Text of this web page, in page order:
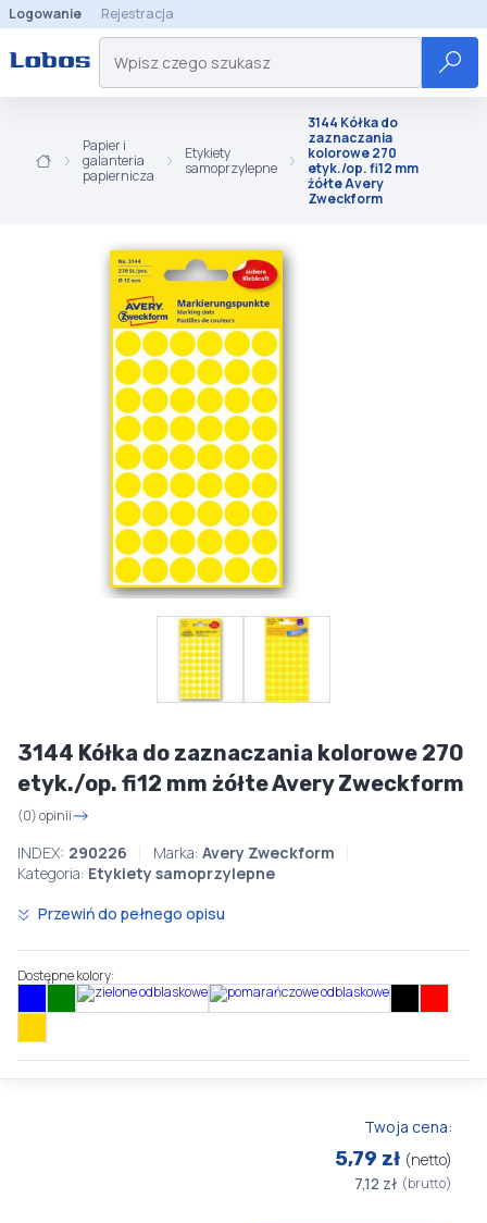
Logowanie Rejestracja
Papier i
galanteria
papiernicza
Etykiety
samoprzylepne
3144 Kółka do
zaznaczania
kolorowe 270
etyk./op. fi12 mm
żółte Avery
Zweckform
3144 Kółka do zaznaczania kolorowe 270
etyk./op. fi12 mm żółte Avery Zweckform
(0) opinii
INDEX: 290226 Marka: Avery Zweckform
Kategoria: Etykiety samoprzylepne
Przewiń do pełnego opisu
Dostępne kolory:
Twoja cena:
5,79 zł (netto)
7,12 zł (brutto)